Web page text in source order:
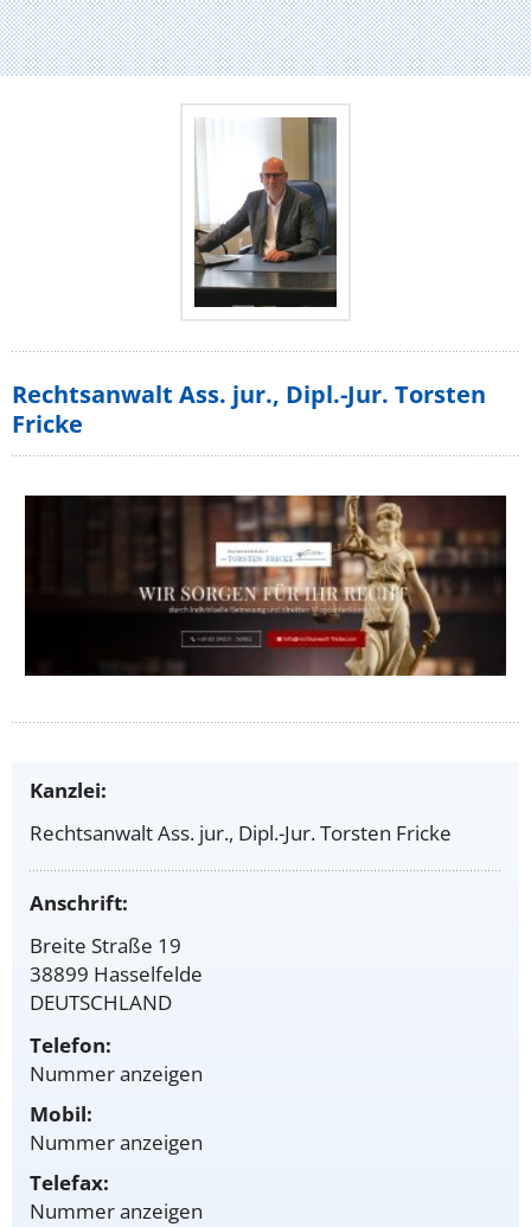
Rechtsanwalt Ass. jur., Dipl.-Jur. Torsten
Fricke
Kanzlei:
Rechtsanwalt Ass. jur., Dipl.-Jur. Torsten Fricke
Anschrift:
Breite Straße 19
38899 Hasselfelde
DEUTSCHLAND
Telefon:
Nummer anzeigen
Mobil:
Nummer anzeigen
Telefax:
Nummer anzeigen